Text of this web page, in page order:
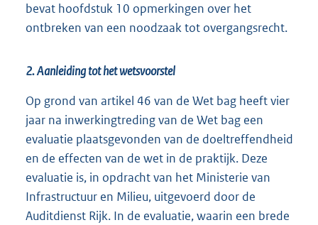
bevat hoofdstuk 10 opmerkingen over het
ontbreken van een noodzaak tot overgangsrecht.
2. Aanleiding tot het wetsvoorstel
Op grond van artikel 46 van de Wet bag heeft vier
jaar na inwerkingtreding van de Wet bag een
evaluatie plaatsgevonden van de doeltreffendheid
en de effecten van de wet in de praktijk. Deze
evaluatie is, in opdracht van het Ministerie van
Infrastructuur en Milieu, uitgevoerd door de
Auditdienst Rijk. In de evaluatie, waarin een brede